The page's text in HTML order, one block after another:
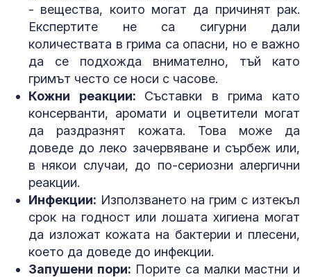
- вещества, които могат да причинят рак.
Експертите не са сигурни дали
количествата в грима са опасни, но е важно
да се подхожда внимателно, тъй като
гримът често се носи с часове.
Кожни реакции: Съставки в грима като
консерванти, аромати и оцветители могат
да раздразнят кожата. Това може да
доведе до леко зачервяване и сърбеж или,
в някои случаи, до по-сериозни алергични
реакции.
Инфекции: Използването на грим с изтекъл
срок на годност или лошата хигиена могат
да изложат кожата на бактерии и плесени,
което да доведе до инфекции.
Запушени пори: Порите са малки мастни и